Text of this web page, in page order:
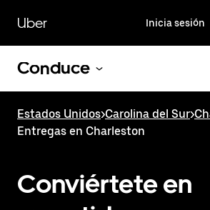
contenido
principal
Uber Inicia sesión
Conduce
Estados Unidos>Carolina del Sur>
Entregas en Charleston
Conviértete en